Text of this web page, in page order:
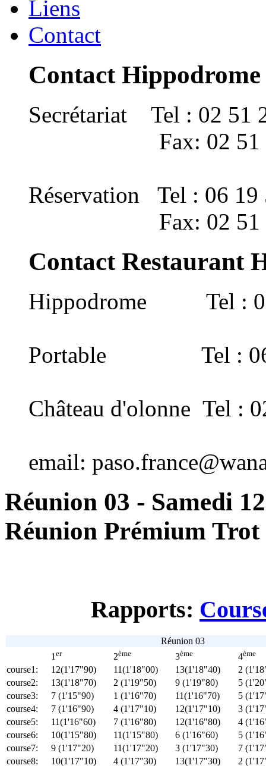
Liens
Contact
Contact Hippodrome
Secrétariat Tel : 02 51
Fax: 02 51 22
Réservation Tel : 06 19
Fax: 02 51 22
Contact Restaurant
Hippodrome Tel : 02
Portable Tel : 06
Château d'olonne Tel :
email:
Réunion 03 - Samedi
Réunion Prémium Trot
Rapports:
Réunion 03
1er 2ème 3ème 4ème
course1: 12(1'17"90) 11(1'18"00) 13(1'18"40)
2
course2:
13(1'18"70) 2 (1'19"50) 9 (1'19"80)
5
course3:
7 (1'15"90) 1 (1'16"70) 11(1'16"70)
5
course4:
7 (1'16"90) 4 (1'17"10) 12(1'17"10)
3
course5:
11(1'16"60) 7 (1'16"80) 12(1'16"80)
4
course6:
10(1'15"80) 11(1'15"80) 6 (1'16"60)
5
course7:
9 (1'17"20) 11(1'17"20) 3 (1'17"30)
7
course8:
10(1'17"10) 4 (1'17"30) 13(1'17"30) 2